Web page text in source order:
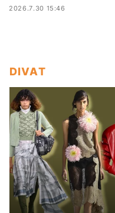
2026.7.30 15:46
DIVAT